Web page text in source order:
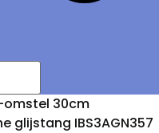
omstel 30cm
glijstang IBS3AGN357